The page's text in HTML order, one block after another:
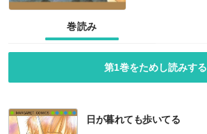
巻読み
第1巻をためし読みする
日が暮れても歩いてる